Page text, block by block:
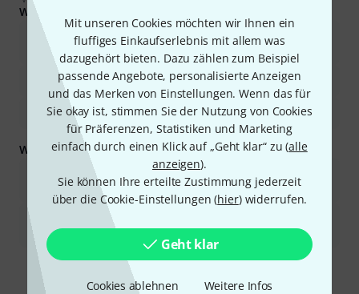
Mit unseren Cookies möchten wir Ihnen ein
fluffiges Einkaufserlebnis mit allem was
dazugehört bieten. Dazu zählen zum Beispiel
passende Angebote, personalisierte Anzeigen
und das Merken von Einstellungen. Wenn das für
Sie okay ist, stimmen Sie der Nutzung von Cookies
für Präferenzen, Statistiken und Marketing
einfach durch einen Klick auf „Geht klar“ zu (alle
anzeigen).
Sie können Ihre erteilte Zustimmung jederzeit
über die Cookie-Einstellungen (hier) widerrufen.
Geht klar
Cookies ablehnen Weitere Infos
Was Käufern gefiel:
Das Produkt bietet ein ausgezeichnetes Preis-Leistungs-
Verhältnis.
Es erzeugt einen lauten und klaren Ton.
Es ist robust gebaut und liegt gut in der Hand.
Was Sie außerdem wissen sollten:
Der Ton könnte für intime Umgebungen oder Aufnahmen ohne
Modifikation zu laut sein.
Für Benutzer mit kleineren Händen könnte der Griff unbequem
sein.
Ist diese Zusammenfassung hilfreich?
Markieren Sie diese
Markieren Sie diese